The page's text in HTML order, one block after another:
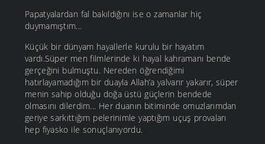
Papatyalardan fal bakıldığını ise o zamanlar hiç
duymamıştım...
Küçük bir dünyam hayallerle kurulu bir hayatım
vardı.Süper men filmlerinde ki hayal kahramanı bende
gerçeğini bulmuştu. Nereden öğrendiğimi
hatırlayamadığım bir duayla Allah’a yalvarır yakarır, süper
menin sahip olduğu doğa üstü güçlerin bendede
olmasını dilerdim... Her duanın bitiminde omuzlarımdan
geriye sarkıttığım pelerinimle yaptığım uçuş provaları
hep fiyasko ile sonuçlanıyordu.